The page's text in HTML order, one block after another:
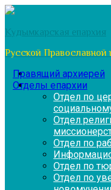
Перейти
содержимому
Кудымкарская епархия
Русской Православной
Правящий архиерей
Отделы епархии
Отдел по
Отдел
Отдел по
Отдел по
Отдел по